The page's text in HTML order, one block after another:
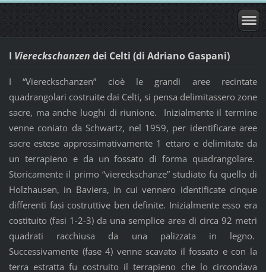
I Viereckschanzen dei Celti (di Adriano Gaspani)
I “Viereckschanzen” cioè le grandi aree recintate
quadrangolari costruite dai Celti, si pensa delimitassero zone
sacre, ma anche luoghi di riunione. Inizialmente il termine
venne coniato da Schwartz, nel 1959, per identificare aree
sacre estese approssimativamente 1 ettaro e delimitate da
un terrapieno e da un fossato di forma quadrangolare.
Storicamente il primo “viereckschanze” studiato fu quello di
Holzhausen, in Baviera, in cui vennero identificate cinque
differenti fasi costruttive ben definite. Inizialmente esso era
costituito (fasi 1-2-3) da una semplice area di circa 92 metri
quadrati racchiusa da una palizzata in legno.
Successivamente (fase 4) venne scavato il fossato e con la
terra estratta fu costruito il terrapieno che lo circondava